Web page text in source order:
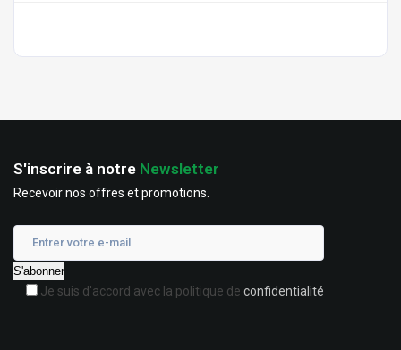
S'inscrire à notre Newsletter
Recevoir nos offres et promotions.
Je suis d'accord avec la politique de confidentialité